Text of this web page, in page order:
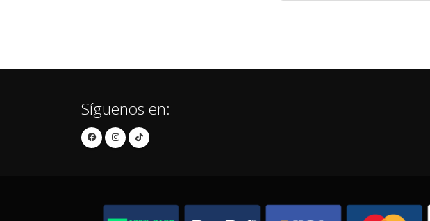
Síguenos en: